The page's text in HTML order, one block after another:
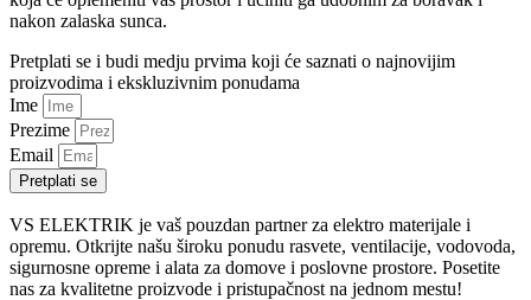
nakon zalaska sunca.
Pretplati se i budi medju prvima koji će saznati o najnovijim
proizvodima i ekskluzivnim ponudama
Ime
Prezime
Email
Pretplati se
VS ELEKTRIK je vaš pouzdan partner za elektro materijale i
opremu. Otkrijte našu široku ponudu rasvete, ventilacije, vodovoda,
sigurnosne opreme i alata za domove i poslovne prostore. Posetite
nas za kvalitetne proizvode i pristupačnost na jednom mestu!